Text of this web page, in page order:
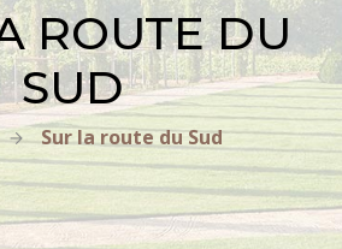
ROUTE DU
SUD
Sur la route du Sud